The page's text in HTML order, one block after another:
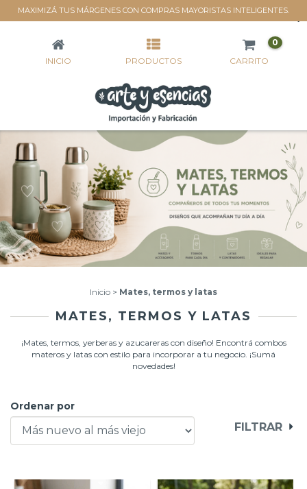
MAXIMIZÁ TUS MÁRGENES CON COMPRAS MAYORISTAS INTELIGENTES.
MATES, TERMOS Y LATAS
INICIO PRODUCTOS CARRITO
0
Inicio > Mates, termos y latas
MATES, TERMOS Y LATAS
¡Mates, termos, yerberas y azucareras con diseño! Encontrá combos
materos y latas con estilo para incorporar a tu negocio. ¡Sumá
novedades!
Ordenar por
FILTRAR